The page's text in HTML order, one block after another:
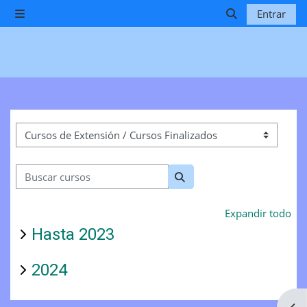
Salta al contenido principal
Panel lateral
Selector de
Entrar
Categorías
Buscar cursos
Buscar cursos
Expandir todo
Hasta 2023
2024